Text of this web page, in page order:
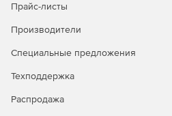
Прайс-листы
Производители
Специальные предложения
Техподдержка
Распродажа